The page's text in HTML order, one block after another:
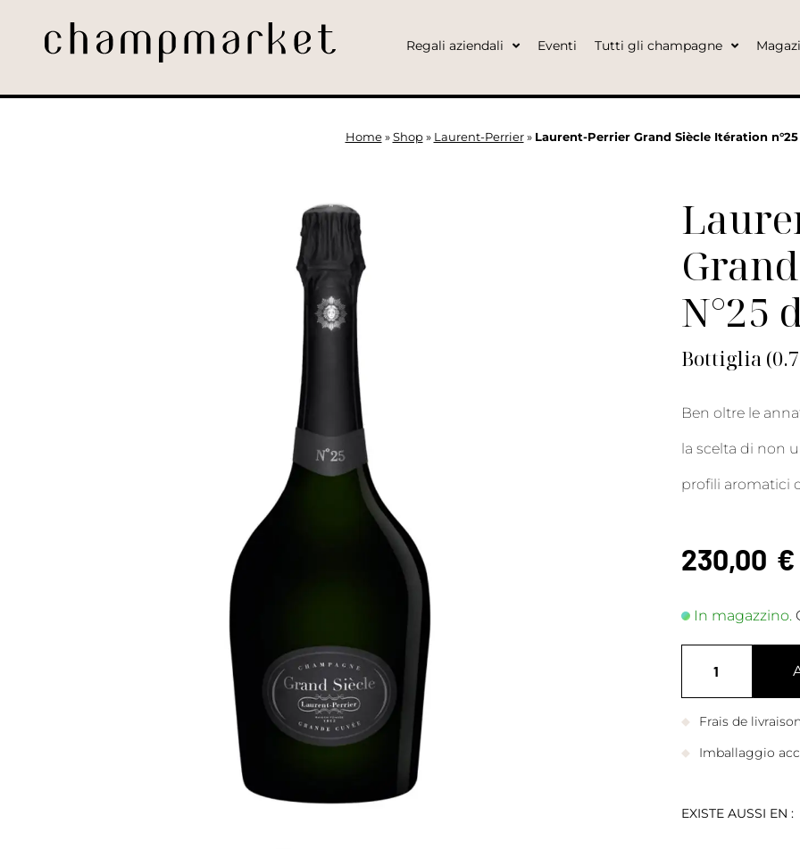
Regali aziendali Eventi Tutti gli champagne
Home» Shop» Laurent-Perrier» Laurent-Perrier Grand Siècle Itération
N°25
Bottiglia
Ben oltre le
la scelta di non
profili aromatici
230,00 €
In magazzino.
Frais de
Imballaggio
EXISTE AUSSI EN :